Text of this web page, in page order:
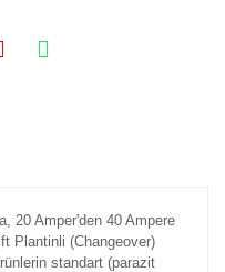
20 Amper'den 40 Ampere
Plantinli (Changeover)
standart (parazit